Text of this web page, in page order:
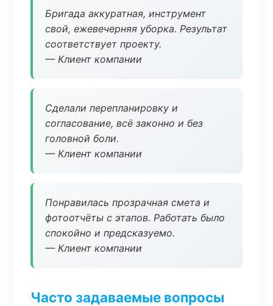
Бригада аккуратная, инструмент
свой, ежевечерняя уборка. Результат
соответствует проекту.
— Клиент компании
Сделали перепланировку и
согласование, всё законно и без
головной боли.
— Клиент компании
Понравилась прозрачная смета и
фотоотчёты с этапов. Работать было
спокойно и предсказуемо.
— Клиент компании
Часто задаваемые вопросы